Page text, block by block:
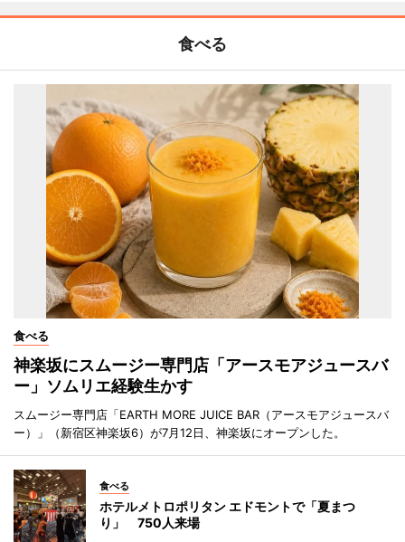
食べる
食べる
神楽坂にスムージー専門店「アースモアジュースバ
ー」ソムリエ経験生かす
スムージー専門店「EARTH MORE JUICE BAR（アースモアジュースバ
ー）」（新宿区神楽坂6）が7月12日、神楽坂にオープンした。
食べる
ホテルメトロポリタン エドモントで「夏まつ
り」 750人来場